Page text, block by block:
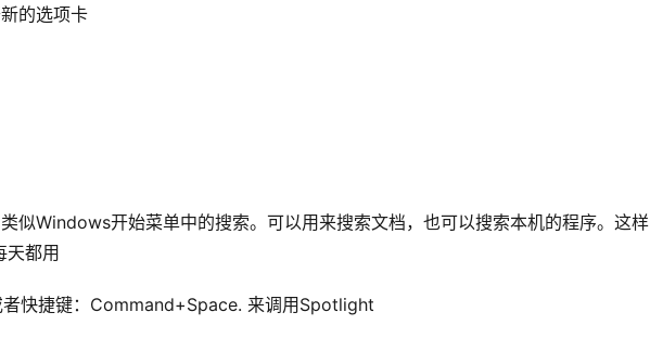
的选项卡
似Windows开始菜单中的搜索。可以用来搜索文档，也可以搜索本机的程序。这样
天都用
者快捷键：Command+Space. 来调用Spotlight